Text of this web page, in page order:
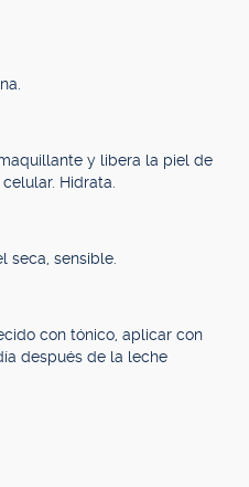
y libera la piel de
Hidrata.
seca, sensible.
con tónico, aplicar con
después de la leche